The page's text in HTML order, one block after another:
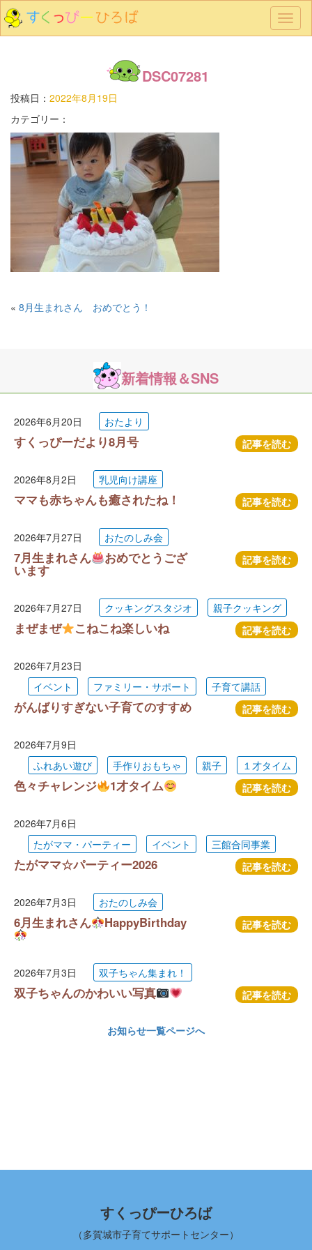
メ
ニ
DSC07281
投稿日： 2022年8月19日
カテゴリー：
« 8月生まれさん おめでとう！
新着情報＆SNS
2026年6月20日 おたより
すくっぴーだより8月号 記事を読む
2026年8月2日 乳児向け講座
ママも赤ちゃんも癒されたね！ 記事を読む
2026年7月27日 おたのしみ会
7月生まれさん おめでとうござ
います
記事を読む
2026年7月27日 クッキングスタジオ 親子クッキング
まぜまぜ こねこね楽しいね 記事を読む
2026年7月23日
イベント
ファミリー・サポート 子育て講話
がんばりすぎない子育てのすすめ 記事を読む
2026年7月9日
ふれあい遊び
手作りおもちゃ 親子 １才タイム
色々チャレンジ 1才タイム 記事を読む
2026年7月6日
たがママ・パーティー
イベント 三館合同事業
たがママ☆パーティー2026 記事を読む
2026年7月3日 おたのしみ会
6月生まれさん HappyBirthday 記事を読む
2026年7月3日 双子ちゃん集まれ！
双子ちゃんのかわいい写真 記事を読む
お知らせ一覧ページへ
すくっぴーひろば
（多賀城市子育てサポートセンター）